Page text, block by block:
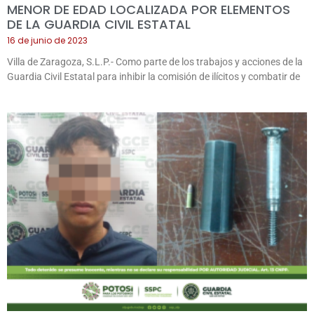
MENOR DE EDAD LOCALIZADA POR ELEMENTOS
DE LA GUARDIA CIVIL ESTATAL
16 de junio de 2023
Villa de Zaragoza, S.L.P.- Como parte de los trabajos y acciones de la
Guardia Civil Estatal para inhibir la comisión de ilícitos y combatir de